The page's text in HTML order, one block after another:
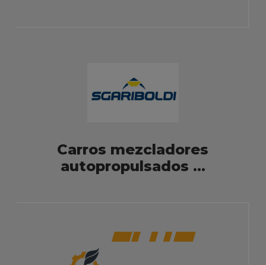
Carros mezcladores
autopropulsados ...